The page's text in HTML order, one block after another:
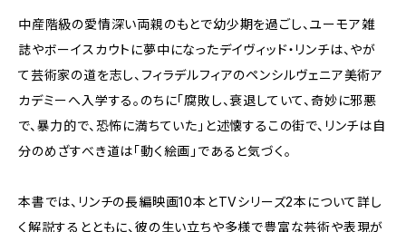
中産階級の愛情深い両親のもとで幼少期を過ごし、ユーモア雑
誌やボーイスカウトに夢中になったデイヴィッド・リンチは、やが
て芸術家の道を志し、フィラデルフィアのペンシルヴェニア美術ア
カデミーへ入学する。のちに「腐敗し、衰退していて、奇妙に邪悪
で、暴力的で、恐怖に満ちていた」と述懐するこの街で、リンチは自
分のめざすべき道は「動く絵画」であると気づく――。
本書では、リンチの長編映画10本とTVシリーズ2本について詳し
く解説するとともに、彼の生い立ちや多様で豊富な芸術や表現が